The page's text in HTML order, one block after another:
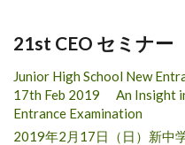
21st CEO セミナー
Junior High School New
17th Feb 2019 An Insight
Entrance Examination
2019年2月17日（日）新